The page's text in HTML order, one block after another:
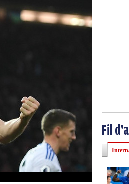
Fil